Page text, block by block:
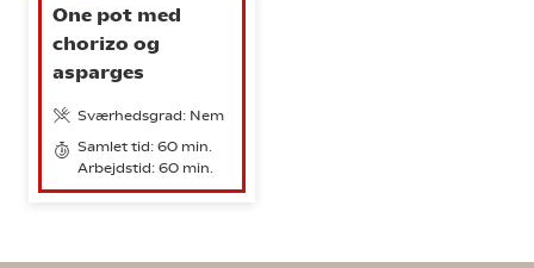
One pot med
chorizo og
asparges
Sværhedsgrad: Nem
Samlet tid: 60 min.
Arbejdstid: 60 min.